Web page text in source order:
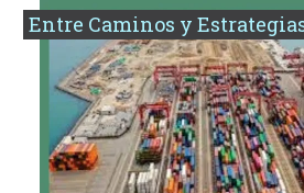
Entre Caminos y